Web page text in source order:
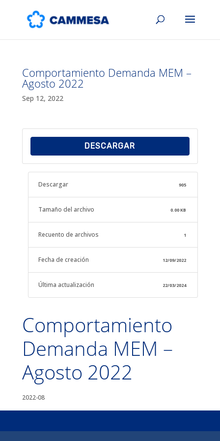
Comportamiento Demanda MEM –
Agosto 2022
Sep 12, 2022
DESCARGAR
Descargar 905
Tamaño del archivo 0.00 KB
Recuento de archivos 1
Fecha de creación 12/09/2022
Última actualización 22/03/2024
Comportamiento
Demanda MEM –
Agosto 2022
2022-08